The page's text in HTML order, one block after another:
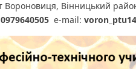
Вороновиця, Вінницький
e-mail: